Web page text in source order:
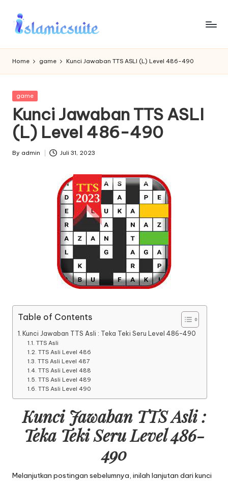
Skip
Home game Kunci Jawaban TTS ASLI (L) Level 486-490
Posted
game
Kunci Jawaban TTS ASLI
(L) Level 486-490
Posted
By admin Juli 31, 2023
Table of Contents
Kunci Jawaban TTS Asli : Teka Teki Seru Level 486-490
TTS Asli
TTS Asli Level 486
TTS Asli Level 487
TTS Asli Level 488
TTS Asli Level 489
TTS Asli Level 490
Kunci Jawaban TTS Asli :
Teka Teki Seru Level 486-
490
Melanjutkan postingan sebelumnya, inilah lanjutan dari kunci